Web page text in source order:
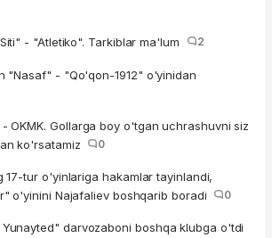
- "Atletiko". Tarkiblar ma'lum 2
"Nasaf" - "Qo'qon-1912" o'yinidan
- OKMK. Gollarga boy o'tgan uchrashuvni siz
ko'rsatamiz
0
17-tur o'yinlariga hakamlar tayinlandi,
o'yinini Najafaliev boshqarib boradi
0
darvozaboni boshqa klubga o'tdi